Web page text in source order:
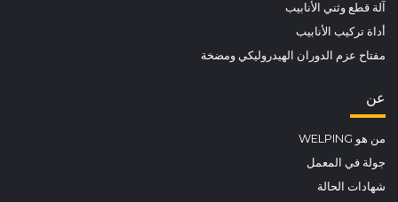
آلة قطع وثني الأنابيب
أداة تركيب الأنابيب
مفتاح عزم الدوران الهيدروليكي ومضخة
عن
من هو WELPING
جولة في المعمل
شهادات الحالة